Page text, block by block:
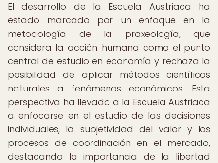
El desarrollo de la Escuela Austriaca ha
estado marcado por un enfoque en la
metodología de la praxeología, que
considera la acción humana como el punto
central de estudio en economía y rechaza la
posibilidad de aplicar métodos científicos
naturales a fenómenos económicos. Esta
perspectiva ha llevado a la Escuela Austriaca
a enfocarse en el estudio de las decisiones
individuales, la subjetividad del valor y los
procesos de coordinación en el mercado,
destacando la importancia de la libertad